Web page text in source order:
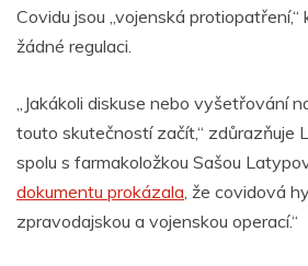
Covidu jsou „vojenská
žádné regulaci.
„Jakákoli diskuse nebo vyšetřování
touto skutečností začít,“ zdůrazňuje
spolu s farmakoložkou Sašou
dokumentu prokázala, že covidová
zpravodajskou a vojenskou operací.“